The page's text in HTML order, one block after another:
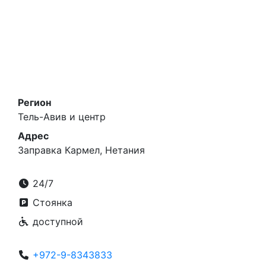
Регион
Тель-Авив и центр
Адрес
Заправка Кармел, Нетания
24/7
Стоянка
доступной
+972-9-8343833